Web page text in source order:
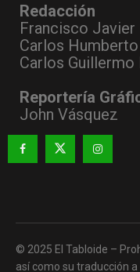
Redacción
Francisco Javier
Carlos
Carlos Guillermo
Reportería
John Vásquez
© 2025 El Tabloide –
así como su traducción